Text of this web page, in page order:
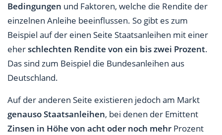
Bedingungen und Faktoren, welche die Rendite der
einzelnen Anleihe beeinflussen. So gibt es zum
Beispiel auf der einen Seite Staatsanleihen mit einer
eherschlechten Rendite von ein bis zwei Prozent.
Das sind zum Beispiel die Bundesanleihen aus
Deutschland.
Auf der anderen Seite existieren jedoch am Markt
genauso Staatsanleihen, bei denen der Emittent
Zinsen in Höhe von acht oder noch mehr Prozent